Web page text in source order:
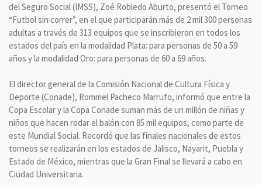
del Seguro Social (IMSS), Zoé Robledo Aburto, presentó el Torneo
“Futbol sin correr”, en el que participarán más de 2 mil 300 personas
adultas a través de 313 equipos que se inscribieron en todos los
estados del país en la modalidad Plata: para personas de 50 a 59
años y la modalidad Oro: para personas de 60 a 69 años.
El director general de la Comisión Nacional de Cultura Física y
Deporte (Conade), Rommel Pacheco Marrufo, informó que entre la
Copa Escolar y la Copa Conade suman más de un millón de niñas y
niños que hacen rodar el balón con 85 mil equipos, como parte de
este Mundial Social. Recordó que las finales nacionales de estos
torneos se realizarán en los estados de Jalisco, Nayarit, Puebla y
Estado de México, mientras que la Gran Final se llevará a cabo en
Ciudad Universitaria.